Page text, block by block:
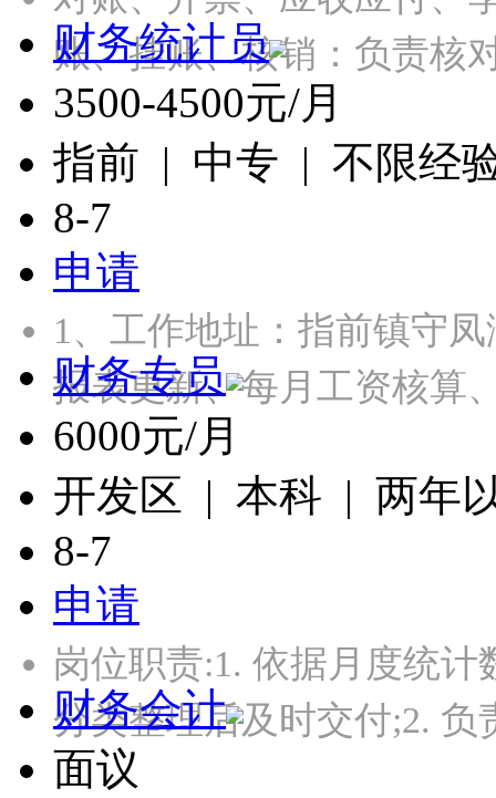
账、挂账、核销：负责
财务统计员
3500-4500元/月
指前 | 中专 | 不限经
8-7
申请
1、工作地址：指前镇守
报表更新、每月工资核
财务专员
6000元/月
开发区 | 本科 | 两年
8-7
申请
岗位职责:1. 依据月度统
分类整理后及时交付;2.
财务会计
面议